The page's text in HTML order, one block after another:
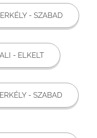
- SZABAD
- ELKELT
- SZABAD